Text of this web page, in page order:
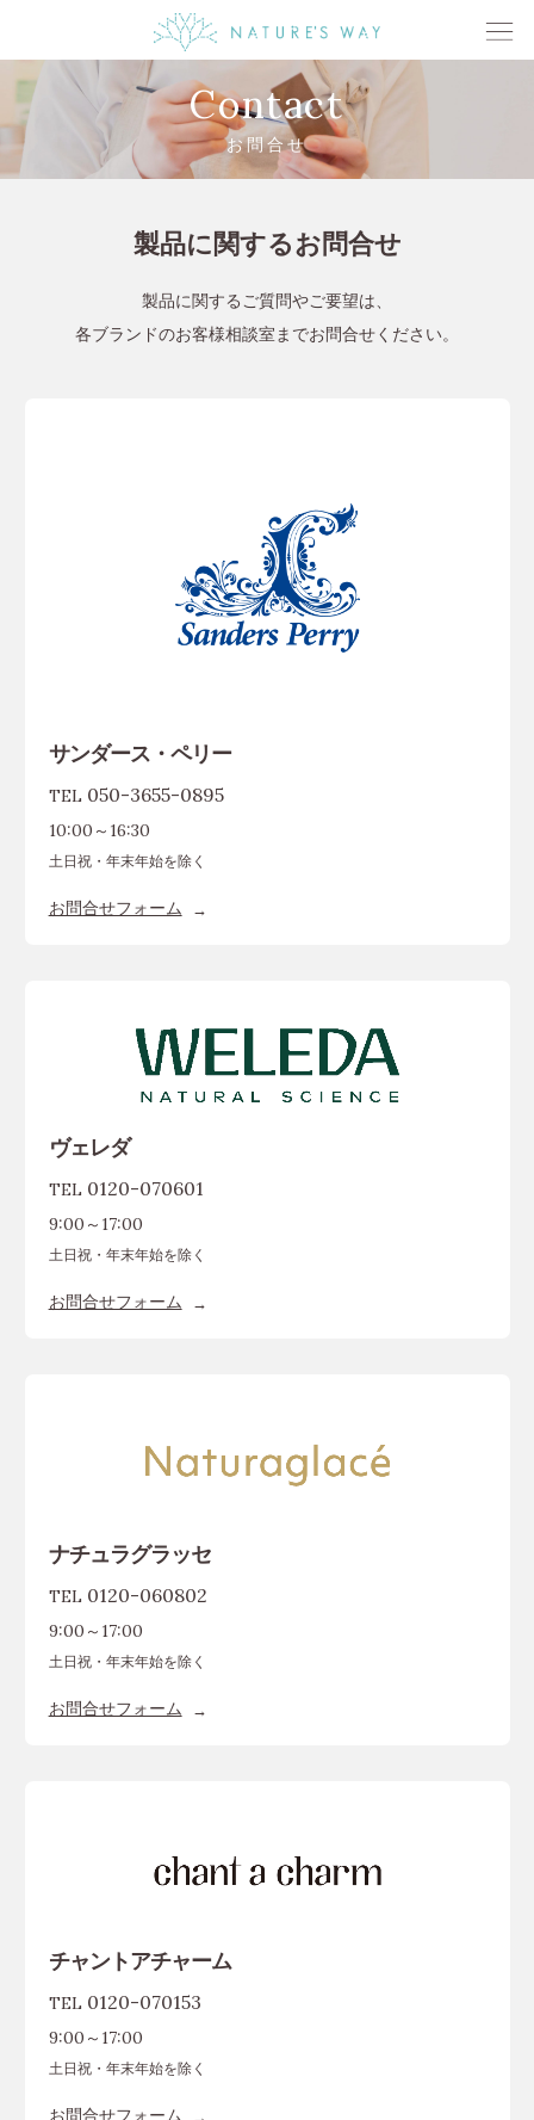
Contact
お問合せ
製品に関するお問合せ
製品に関するご質問やご要望は、
各ブランドのお客様相談室までお問合せください。
サンダース・ペリー
TEL 050-3655-0895
10:00～16:30
土日祝・年末年始を除く
お問合せフォーム
ヴェレダ
TEL 0120-070601
9:00～17:00
土日祝・年末年始を除く
お問合せフォーム
ナチュラグラッセ
TEL 0120-060802
9:00～17:00
土日祝・年末年始を除く
お問合せフォーム
チャントアチャーム
TEL 0120-070153
9:00～17:00
土日祝・年末年始を除く